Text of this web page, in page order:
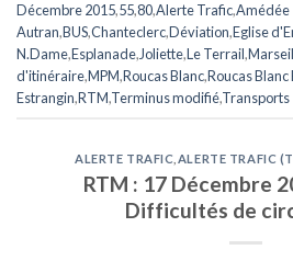
Décembre 2015,55,80,Alerte Trafic,Amédée
Autran,BUS,Chanteclerc,Déviation,Eglise
N.Dame,Esplanade,Joliette,Le Terrail,
d'itinéraire,MPM,Roucas Blanc,Roucas
Estrangin,RTM,Terminus modifié,Transports
ALERTE TRAFIC ALERTE TRAFIC
RTM : 17 Décembre
Difficultés de